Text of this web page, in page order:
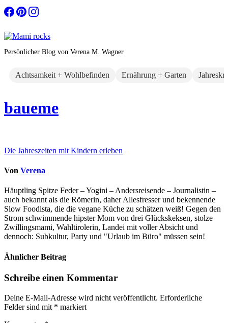
Zum
Inhalt
Persönlicher Blog von Verena M. Wagner
Achtsamkeit + Wohlbefinden Ernährung + Garten
baueme
Beitragsnavigation
Die Jahreszeiten mit Kindern erleben
Von Verena
Häuptling Spitze Feder – Yogini – Andersreisende – Journalistin –
auch bekannt als die Römerin, daher Allesfresser und bekennende
Slow Foodista, die die vegane Küche zu schätzen weiß! Gegen den
Strom schwimmende hipster Mom von drei Glückskeksen, stolze
Zwillingsmami, Wahltirolerin, Landei mit voller Absicht und
dennoch: Subkultur, Party und "Urlaub im Büro" müssen sein!
Ähnlicher Beitrag
Schreibe einen Kommentar
Deine E-Mail-Adresse wird nicht veröffentlicht. Erforderliche
Felder sind mit * markiert